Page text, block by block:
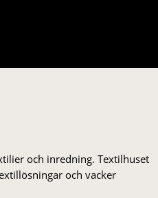
och inredning. Textilhuset
och vacker